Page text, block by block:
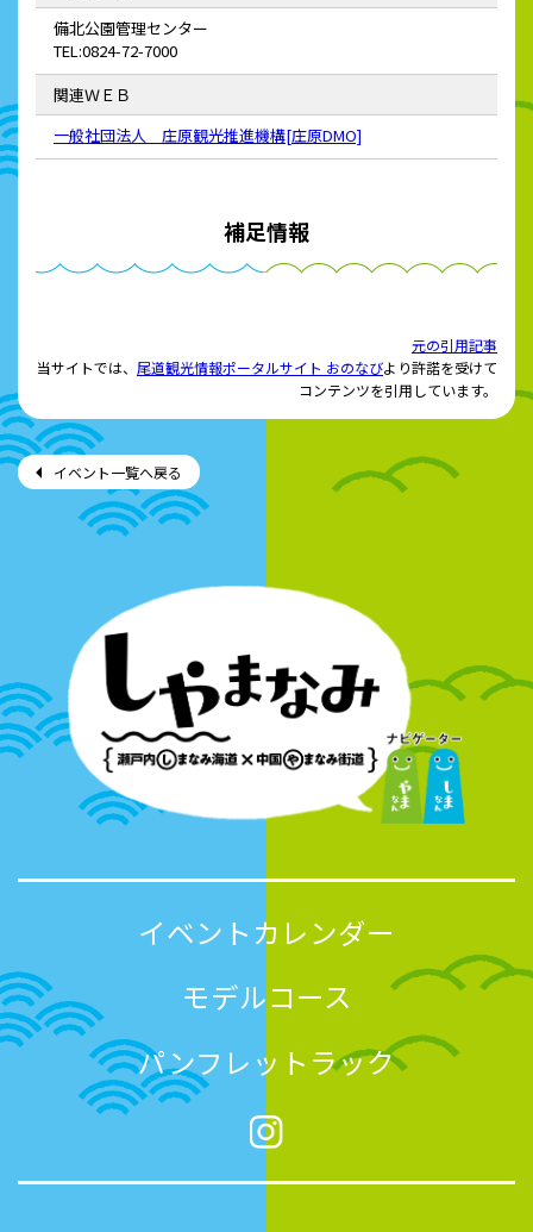
備北公園管理センター
TEL:0824-72-7000
関連ＷＥＢ
一般社団法人 庄原観光推進機構[庄原DMO]
補足情報
元の引用記事
当サイトでは、 尾道観光情報ポータルサイト おのなびより許諾を受けて
コンテンツを引用しています。
イベント一覧へ戻る
イベントカレンダー
モデルコース
パンフレットラック